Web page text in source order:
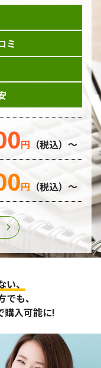
ミ
円 （税込）～
円 （税込）～
、
も、
購入可能に!